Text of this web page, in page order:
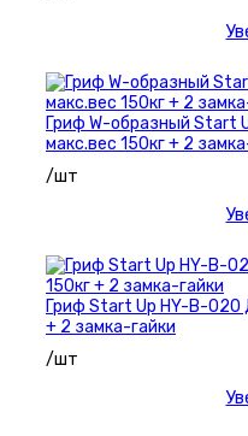
Гриф W-образный Start
макс.вес 150кг + 2
/шт
Гриф Start Up HY-B-020
+ 2 замка-гайки
/шт